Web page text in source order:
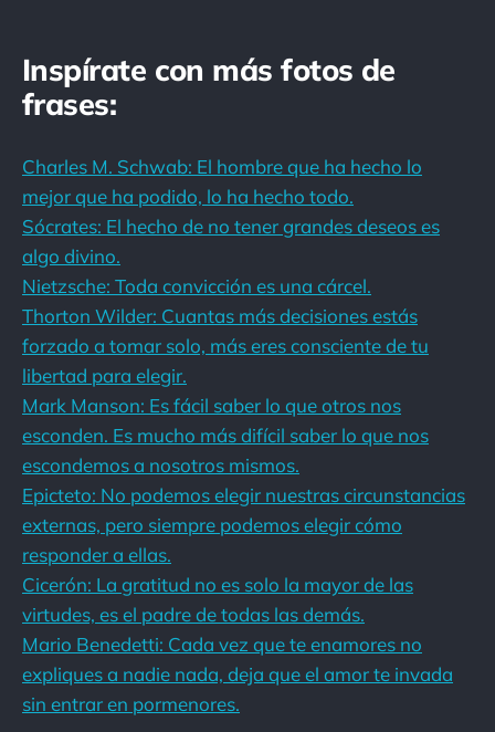
Inspírate con más fotos de
frases:
Charles M. Schwab: El hombre que ha hecho lo
mejor que ha podido, lo ha hecho todo.
Sócrates: El hecho de no tener grandes deseos es
algo divino.
Nietzsche: Toda convicción es una cárcel.
Thorton Wilder: Cuantas más decisiones estás
forzado a tomar solo, más eres consciente de tu
libertad para elegir.
Mark Manson: Es fácil saber lo que otros nos
esconden. Es mucho más difícil saber lo que nos
escondemos a nosotros mismos.
Epicteto: No podemos elegir nuestras circunstancias
externas, pero siempre podemos elegir cómo
responder a ellas.
Cicerón: La gratitud no es solo la mayor de las
virtudes, es el padre de todas las demás.
Mario Benedetti: Cada vez que te enamores no
expliques a nadie nada, deja que el amor te invada
sin entrar en pormenores.